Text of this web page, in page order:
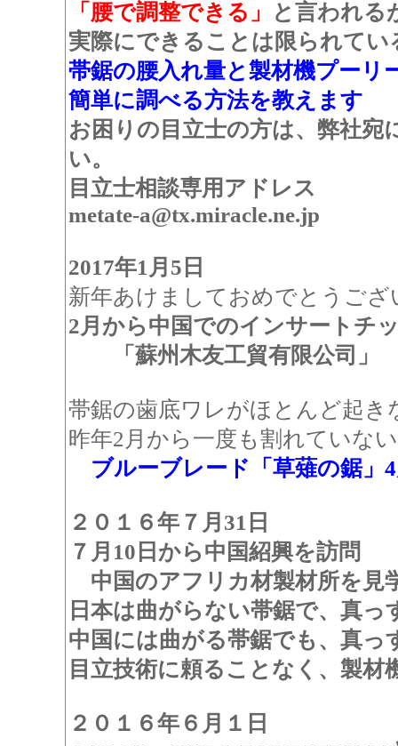
「腰で調整できる」
と言われる
実際にできることは限られてい
帯鋸の腰入れ量と製材機プーリ
簡単に調べる方法を教えます
お困りの目立士の方は、弊社
い。
目立士相談専用アドレス
metate-a@tx.miracle.ne.jp
2017年1月5日
新年あけましておめでとうござ
2月から中国でのインサートチ
「蘇州木友工貿有限公司」
帯鋸の歯底ワレがほとんど起き
昨年2月から一度も割れていな
ブルーブレード「草薙の鋸」
２０１６年７月31日
７月10日から中国紹興を訪問
中国のアフリカ材製材所を見
日本は曲がらない帯鋸で、真っ
中国には曲がる帯鋸でも、真っ
目立技術に頼ることなく、製材
２０１６年６月１日